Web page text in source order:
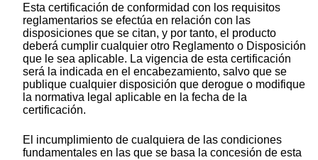
Esta certificación de conformidad con los requisitos
reglamentarios se efectúa en relación con las
disposiciones que se citan, y por tanto, el producto
deberá cumplir cualquier otro Reglamento o Disposición
que le sea aplicable. La vigencia de esta certificación
será la indicada en el encabezamiento, salvo que se
publique cualquier disposición que derogue o modifique
la normativa legal aplicable en la fecha de la
certificación.
El incumplimiento de cualquiera de las condiciones
fundamentales en las que se basa la concesión de esta